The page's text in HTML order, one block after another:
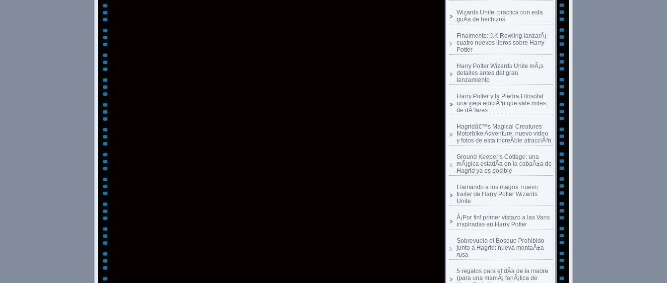
Wizards Unite: practica con esta
guÃ­a de hechizos
Finalmente: J.K Rowling lanzarÃ¡
cuatro nuevos libros sobre Harry
Potter
Harry Potter Wizards Unite mÃ¡s
detalles antes del gran
lanzamiento
Harry Potter y la Piedra Filosofal:
una vieja ediciÃ³n que vale miles
de dÃ³lares
Hagridâ€™s Magical Creatures
Motorbike Adventure: nuevo video
y fotos de esta increÃ­ble atracciÃ³n
Ground Keeper’s Cottage: una
mÃ¡gica estadÃ­a en la cabaÃ±a de
Hagrid ya es posible
Llamando a los magos: nuevo
trailer de Harry Potter Wizards
Unite
Â¡Por fin! primer vistazo a las Vans
inspiradas en Harry Potter
Sobrevuela el Bosque Prohibido
junto a Hagrid: nueva montaÃ±a
rusa
5 regalos para el dÃ­a de la madre
(para una mamÃ¡ fanÃ¡tica de